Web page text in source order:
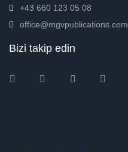
+43 660 123 05 08
office@mgvpublications.com
Bizi takip edin
InstagramFacebookTwitter